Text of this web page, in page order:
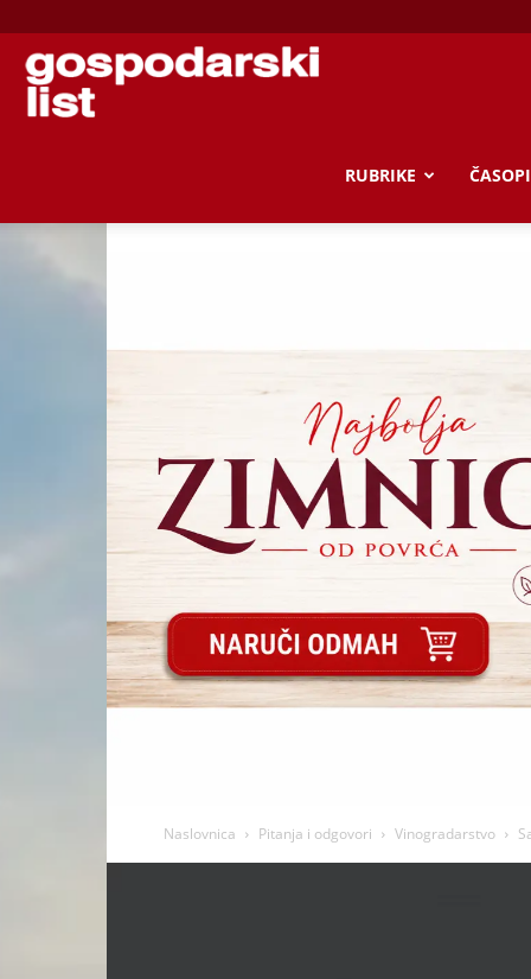
Gospodarski
RUBRIKE
Naslovnica Pitanja i odgovori Vinogradarstvo